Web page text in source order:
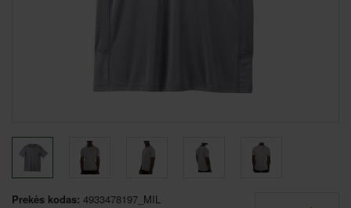
Prekės kodas: 4933478197_MIL